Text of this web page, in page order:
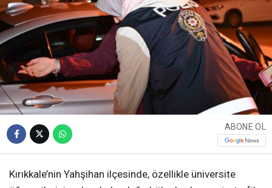
ABONE OL
Kırıkkale’nin Yahşihan ilçesinde, özellikle üniversite